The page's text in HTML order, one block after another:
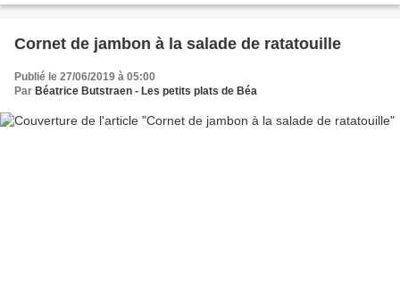
Cornet de jambon à la salade de ratatouille
Publié le 27/06/2019 à 05:00
Par Béatrice Butstraen - Les petits plats de Béa